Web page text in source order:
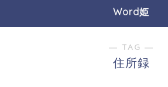
Word姫
― TAG ―
住所録